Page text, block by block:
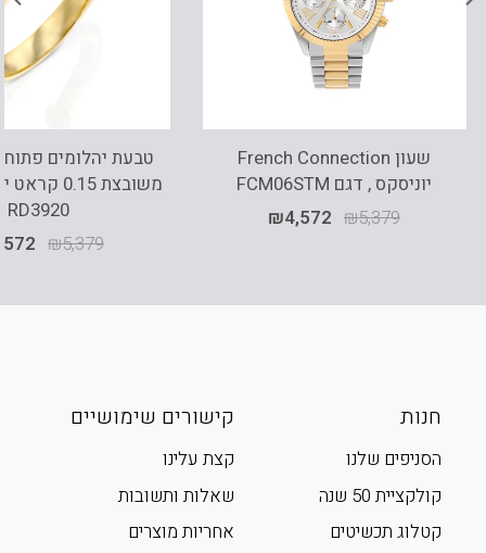
שעון French Connection
יוניסקס , דגם FCM06STM
₪5,379
₪4,572
משובצת
RD3920
₪5,379
חנות
הסניפים שלנו
קולקציית 50 שנה
קטלוג תכשיטים
קישורים שימושיים
קצת עלינו
שאלות ותשובות
אחריות מוצרים